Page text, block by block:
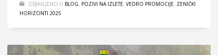
OBJAVLJENO U BLOG, POZIVI NA IZLETE, VEDRO PROMOCIJE, ZENIČKI
HORIZONTI 2025